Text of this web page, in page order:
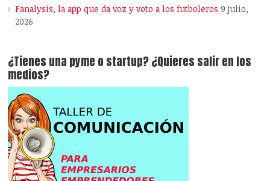
Fanalysis, la app que da voz y voto a los futboleros 9 julio,
2026
¿Tienes una pyme o startup? ¿Quieres salir en los
medios?